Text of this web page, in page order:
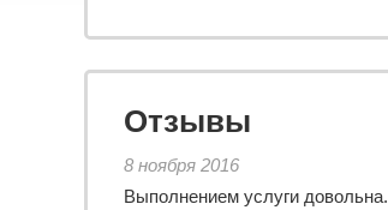
Отзывы
8 ноября 2016
Выполнением услуги довольна.